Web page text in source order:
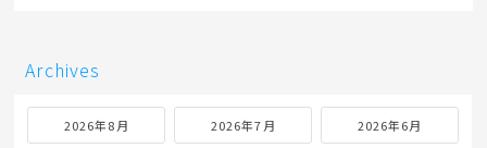
Archives
2026年8月 2026年7月 2026年6月